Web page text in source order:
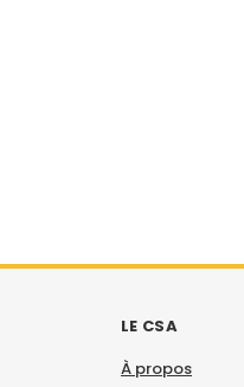
LE CSA
À propos